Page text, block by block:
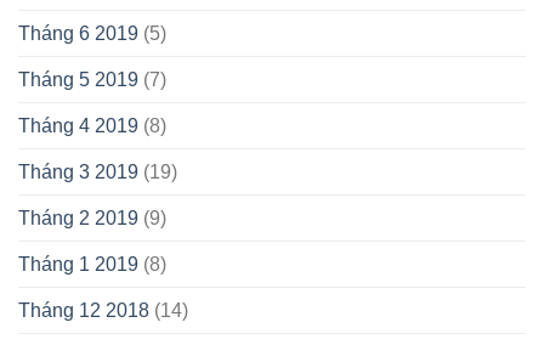
Tháng 6 2019 (5)
Tháng 5 2019 (7)
Tháng 4 2019 (8)
Tháng 3 2019 (19)
Tháng 2 2019 (9)
Tháng 1 2019 (8)
Tháng 12 2018 (14)